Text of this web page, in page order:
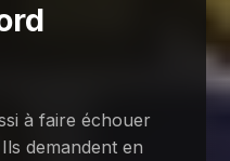
à faire échouer
demandent en